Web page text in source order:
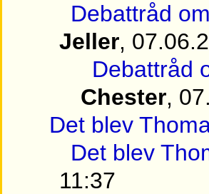
Debattråd
Jeller,
Debattråd
Chester,
Det blev
Det blev
11:37